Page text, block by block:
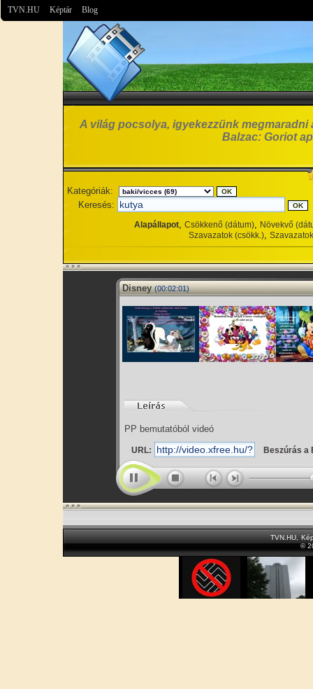
TVN.HU Képtár Blog
A világ pocsolya, igyekezzünk
Balzac: Goriot
Kategóriák:
Keresés:
Alapállapot, Csökkenő (dátum), Növekvő
Szavazatok (csökk.),
Disney (00:02:01)
PP bemutatóból videó
URL: Beszúrás a
TVN.HU
©